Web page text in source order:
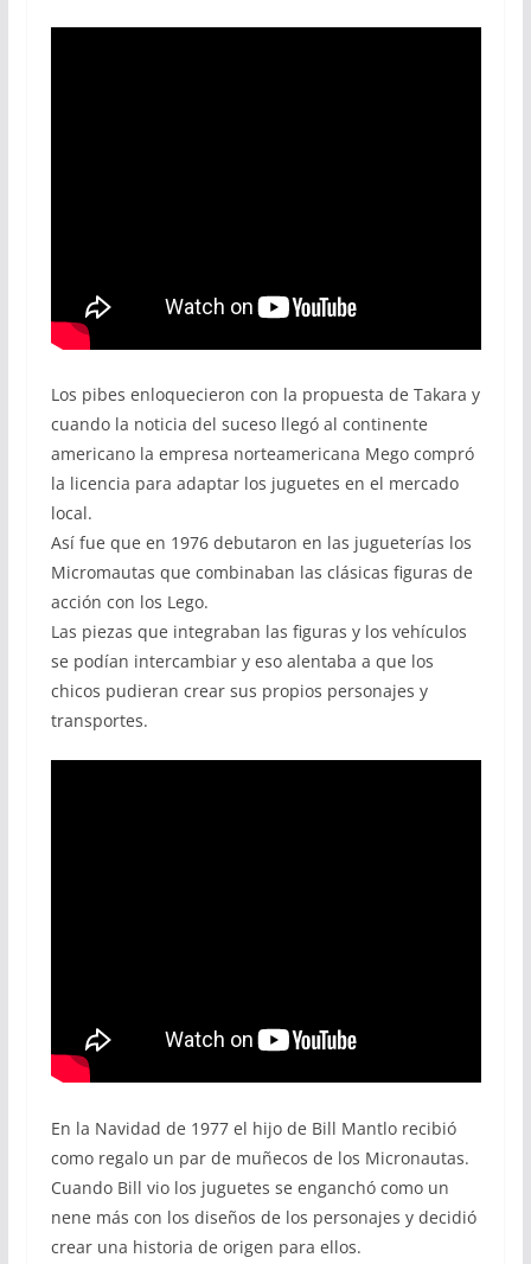
Los pibes enloquecieron con la propuesta de Takara y
cuando la noticia del suceso llegó al continente
americano la empresa norteamericana Mego compró
la licencia para adaptar los juguetes en el mercado
local.
Así fue que en 1976 debutaron en las jugueterías los
Micromautas que combinaban las clásicas figuras de
acción con los Lego.
Las piezas que integraban las figuras y los vehículos
se podían intercambiar y eso alentaba a que los
chicos pudieran crear sus propios personajes y
transportes.
En la Navidad de 1977 el hijo de Bill Mantlo recibió
como regalo un par de muñecos de los Micronautas.
Cuando Bill vio los juguetes se enganchó como un
nene más con los diseños de los personajes y decidió
crear una historia de origen para ellos.